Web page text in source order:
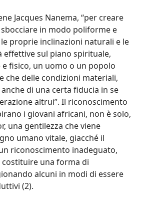
Jacques Nanema, “per creare
in modo poliforme e
proprie inclinazioni naturali e le
effettive sul piano spirituale,
fisico, un uomo o un popolo
che delle condizioni materiali,
di una certa fiducia in se
altrui”. Il riconoscimento
i giovani africani, non è solo,
una gentilezza che viene
umano vitale, giacché il
riconoscimento inadeguato,
una forma di
alcuni in modi di essere
(2).